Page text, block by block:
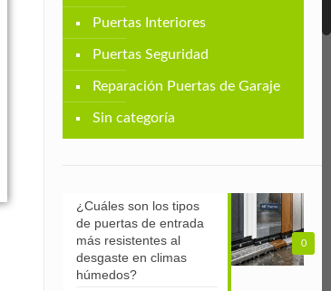
Puertas Interiores
Puertas Seguridad
Reparación Puertas de Garaje
Sin categoría
0
¿Cuáles son los tipos
de puertas de entrada
más resistentes al
desgaste en climas
húmedos?